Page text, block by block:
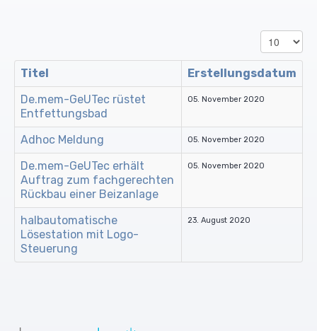
Anzeige #
Titel
Erstellungsdatum
De.mem-GeUTec rüstet
Entfettungsbad
05. November 2020
Adhoc Meldung 05. November 2020
De.mem-GeUTec erhält
Auftrag zum fachgerechten
Rückbau einer Beizanlage
05. November 2020
halbautomatische
Lösestation mit Logo-
Steuerung
23. August 2020
Desinfektionsmittel
Biozide
Schrägbandfilter
Mischdüsensysteme ohne Luft
Sonderlösungen
Schreiber
Rührwerke
Pumpen